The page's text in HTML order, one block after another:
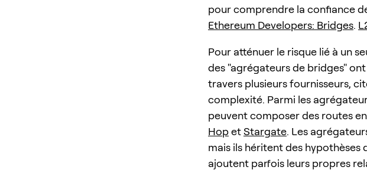
pour comprendre la confiance
Ethereum Developers: Bridges.
Pour atténuer le risque lié à un
des "agrégateurs de bridges"
travers plusieurs fournisseurs,
complexité. Parmi les
peuvent composer des routes
HopetStargate. Les
mais ils héritent des
ajoutent parfois leurs propres